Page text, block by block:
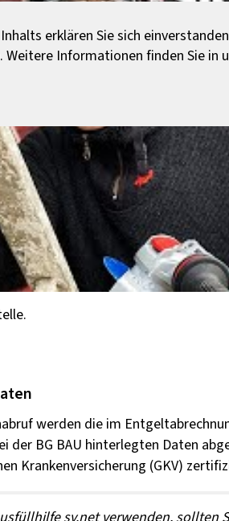
erklären Sie sich
Informationen finden Sie in
werden die im
der BG BAU hinterlegten Daten
Krankenversicherung (GKV)